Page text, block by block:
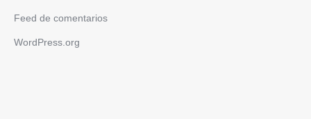
Feed de comentarios
WordPress.org